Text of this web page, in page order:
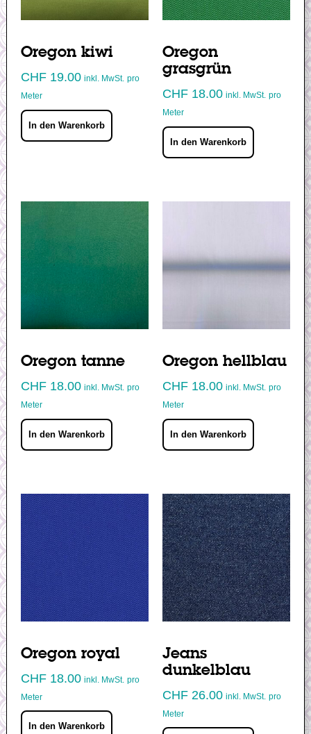
Oregon kiwi
CHF19.00 inkl. MwSt. pro
Meter
In den Warenkorb
Oregon
grasgrün
CHF18.00 inkl. MwSt. pro
Meter
In den Warenkorb
Oregon tanne
CHF18.00 inkl. MwSt. pro
Meter
In den Warenkorb
Oregon hellblau
CHF18.00 inkl. MwSt. pro
Meter
In den Warenkorb
Oregon royal
CHF18.00 inkl. MwSt. pro
Meter
In den Warenkorb
Jeans
dunkelblau
CHF26.00 inkl. MwSt. pro
Meter